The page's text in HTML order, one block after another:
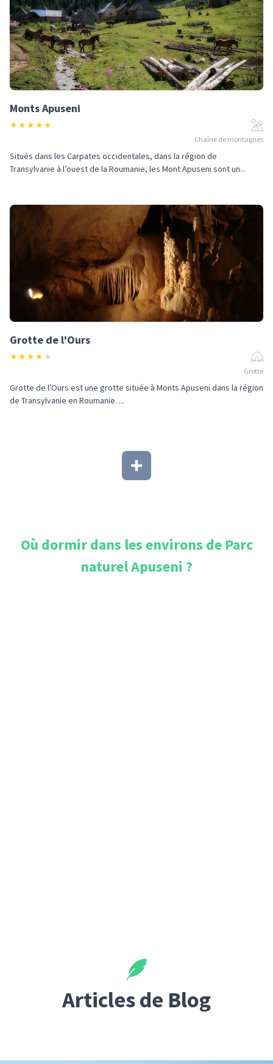
Monts Apuseni
★★★★★
Chaîne de montagnes
Situés dans les Carpates occidentales, dans la région de
Transylvanie à l’ouest de la Roumanie, les Mont Apuseni sont un...
Grotte de l'Ours
★★★★ ★
Grotte
Grotte de l'Ours est une grotte située à Monts Apuseni dans la région
de Transylvanie en Roumanie. ...
Où dormir dans les environs de Parc
naturel Apuseni ?
Articles de Blog